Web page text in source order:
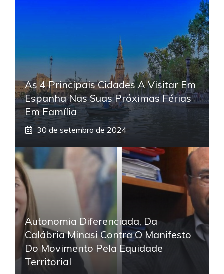
As 4 Principais Cidades A Visitar Em
Espanha Nas Suas Próximas Férias
Em Família
30 de setembro de 2024
Autonomia Diferenciada, Da
Calábria Minasi Contra O Manifesto
Do Movimento Pela Equidade
Territorial